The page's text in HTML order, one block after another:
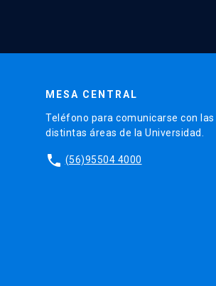
MESA CENTRAL
Teléfono para comunicarse con las
distintas áreas de la Universidad.
phone (56)95504 4000